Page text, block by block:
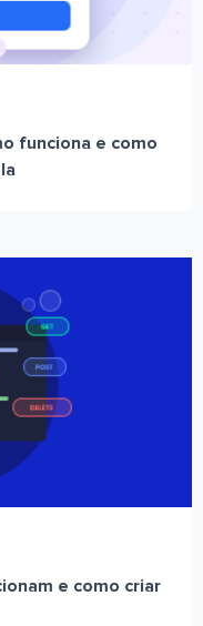
funciona e como
e como criar